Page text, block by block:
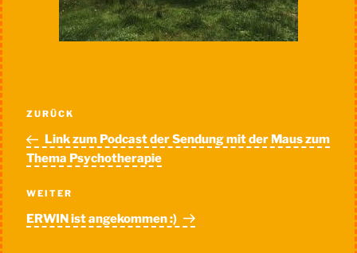
Beitragsnavigation
Vorheriger
Beitrag
ZURÜCK
Link zum Podcast der Sendung mit der Maus zum
Thema Psychotherapie
Nächster
Beitrag
WEITER
ERWIN ist angekommen :)